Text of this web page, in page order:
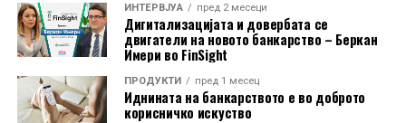
ИНТЕРВЈУА пред 2 месеци
Дигитализацијата и довербата се
двигатели на новото банкарство – Беркан
Имери во FinSight
ПРОДУКТИ пред 1 месец
Иднината на банкарството е во доброто
корисничко искуство